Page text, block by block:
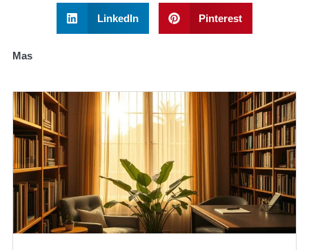
LinkedIn Pinterest
Mas